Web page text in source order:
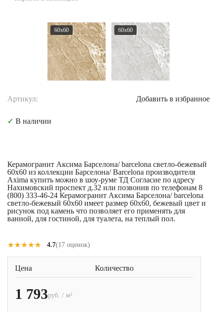
60x60 60x60
Артикул: Добавить в избранное
✓ В наличии
Керамогранит Аксима Барселона/ barcelona светло-бежевый
60x60 из коллекции Барселона/ Barcelona производителя
Axima купить можно в шоу-руме ТД Согласие по адресу
Нахимовский проспект д.32 или позвонив по телефонам 8
(800) 333-46-24 Керамогранит Аксима Барселона/ barcelona
светло-бежевый 60x60 имеет размер 60x60, бежевый цвет и
рисунок под камень что позволяет его применять для
ванной, для гостиной, для туалета, на теплый пол.
★★★★★
★★★★★ 4.7(17 оценок)
Цена Количество
1 793руб. / м²